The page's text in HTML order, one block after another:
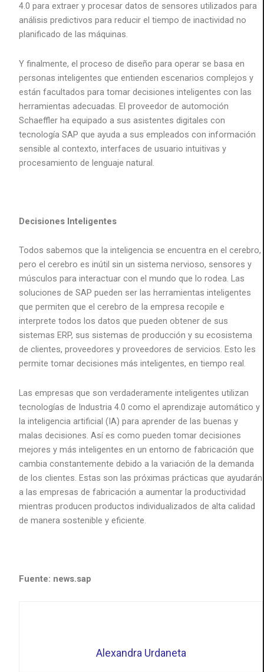
4.0 para extraer y procesar datos de sensores utilizados para
análisis predictivos para reducir el tiempo de inactividad no
planificado de las máquinas.
Y finalmente, el proceso de diseño para operar se basa en
personas inteligentes que entienden escenarios complejos y
están facultados para tomar decisiones inteligentes con las
herramientas adecuadas. El proveedor de automoción
Schaeffler ha equipado a sus asistentes digitales con
tecnología SAP que ayuda a sus empleados con información
sensible al contexto, interfaces de usuario intuitivas y
procesamiento de lenguaje natural.
Decisiones Inteligentes
Todos sabemos que la inteligencia se encuentra en el cerebro,
pero el cerebro es inútil sin un sistema nervioso, sensores y
músculos para interactuar con el mundo que lo rodea. Las
soluciones de SAP pueden ser las herramientas inteligentes
que permiten que el cerebro de la empresa recopile e
interprete todos los datos que pueden obtener de sus
sistemas ERP, sus sistemas de producción y su ecosistema
de clientes, proveedores y proveedores de servicios. Esto les
permite tomar decisiones más inteligentes, en tiempo real.
Las empresas que son verdaderamente inteligentes utilizan
tecnologías de Industria 4.0 como el aprendizaje automático y
la inteligencia artificial (IA) para aprender de las buenas y
malas decisiones. Así es como pueden tomar decisiones
mejores y más inteligentes en un entorno de fabricación que
cambia constantemente debido a la variación de la demanda
de los clientes. Estas son las próximas prácticas que ayudarán
a las empresas de fabricación a aumentar la productividad
mientras producen productos individualizados de alta calidad
de manera sostenible y eficiente.
Fuente: news.sap
Alexandra Urdaneta